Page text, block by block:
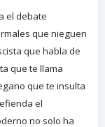
el debate
que nieguen
que habla de
que te llama
que te insulta
el
no solo ha